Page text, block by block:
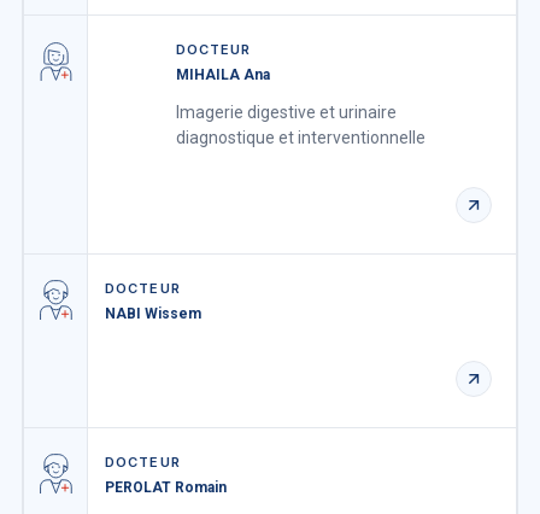
DOCTEUR
MIHAILA Ana
Imagerie digestive et urinaire
diagnostique et interventionnelle
DOCTEUR
NABI Wissem
DOCTEUR
PEROLAT Romain